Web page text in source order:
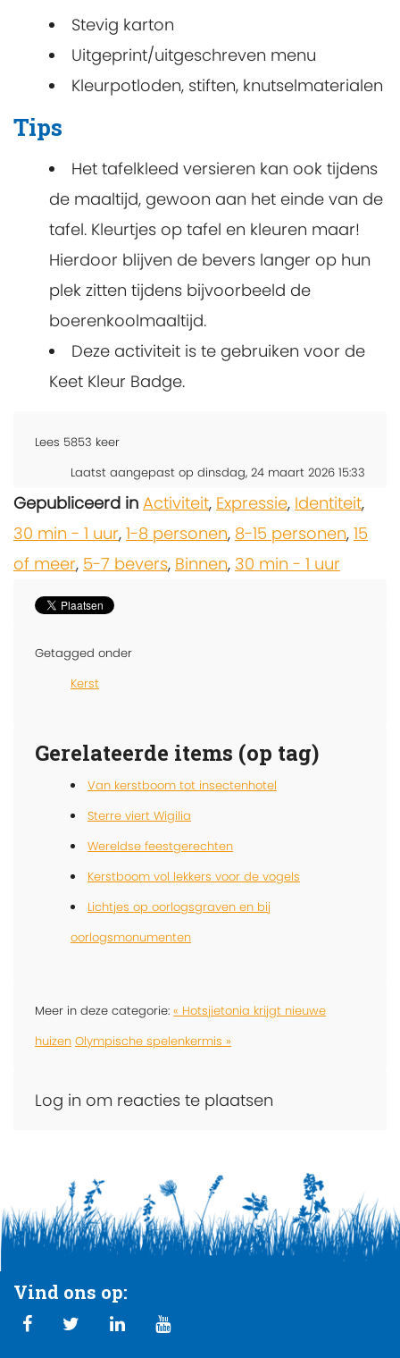
Stevig karton
Uitgeprint/uitgeschreven menu
Kleurpotloden, stiften, knutselmaterialen
Tips
Het tafelkleed versieren kan ook tijdens
de maaltijd, gewoon aan het einde van de
tafel. Kleurtjes op tafel en kleuren maar!
Hierdoor blijven de bevers langer op hun
plek zitten tijdens bijvoorbeeld de
boerenkoolmaaltijd.
Deze activiteit is te gebruiken voor de
Keet Kleur Badge.
Lees 5853 keer
Laatst aangepast op dinsdag, 24 maart 2026 15:33
Gepubliceerd in Activiteit, Expressie, Identiteit,
30 min - 1 uur, 1-8 personen, 8-15 personen, 15
of meer, 5-7 bevers, Binnen, 30 min - 1 uur
Getagged onder
Kerst
Gerelateerde items (op tag)
Van kerstboom tot insectenhotel
Sterre viert Wigilia
Wereldse feestgerechten
Kerstboom vol lekkers voor de vogels
Lichtjes op oorlogsgraven en bij
oorlogsmonumenten
Meer in deze categorie: « Hotsjietonia krijgt nieuwe
huizen Olympische spelenkermis »
Log in om reacties te plaatsen
Vind ons op: